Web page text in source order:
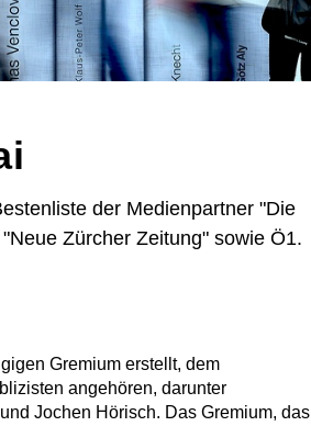
der Medienpartner "Die
Zürcher Zeitung" sowie Ö1.
Gremium erstellt, dem
angehören, darunter
Jochen Hörisch. Das Gremium, das